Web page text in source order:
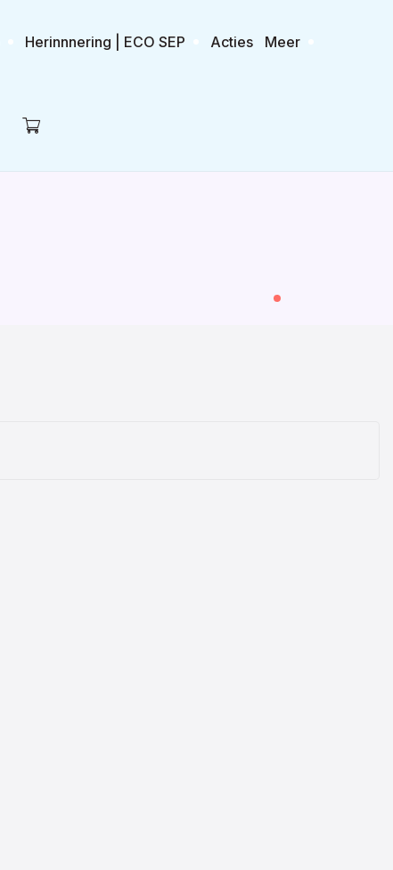
Herinnnering | ECO SEP Acties Meer